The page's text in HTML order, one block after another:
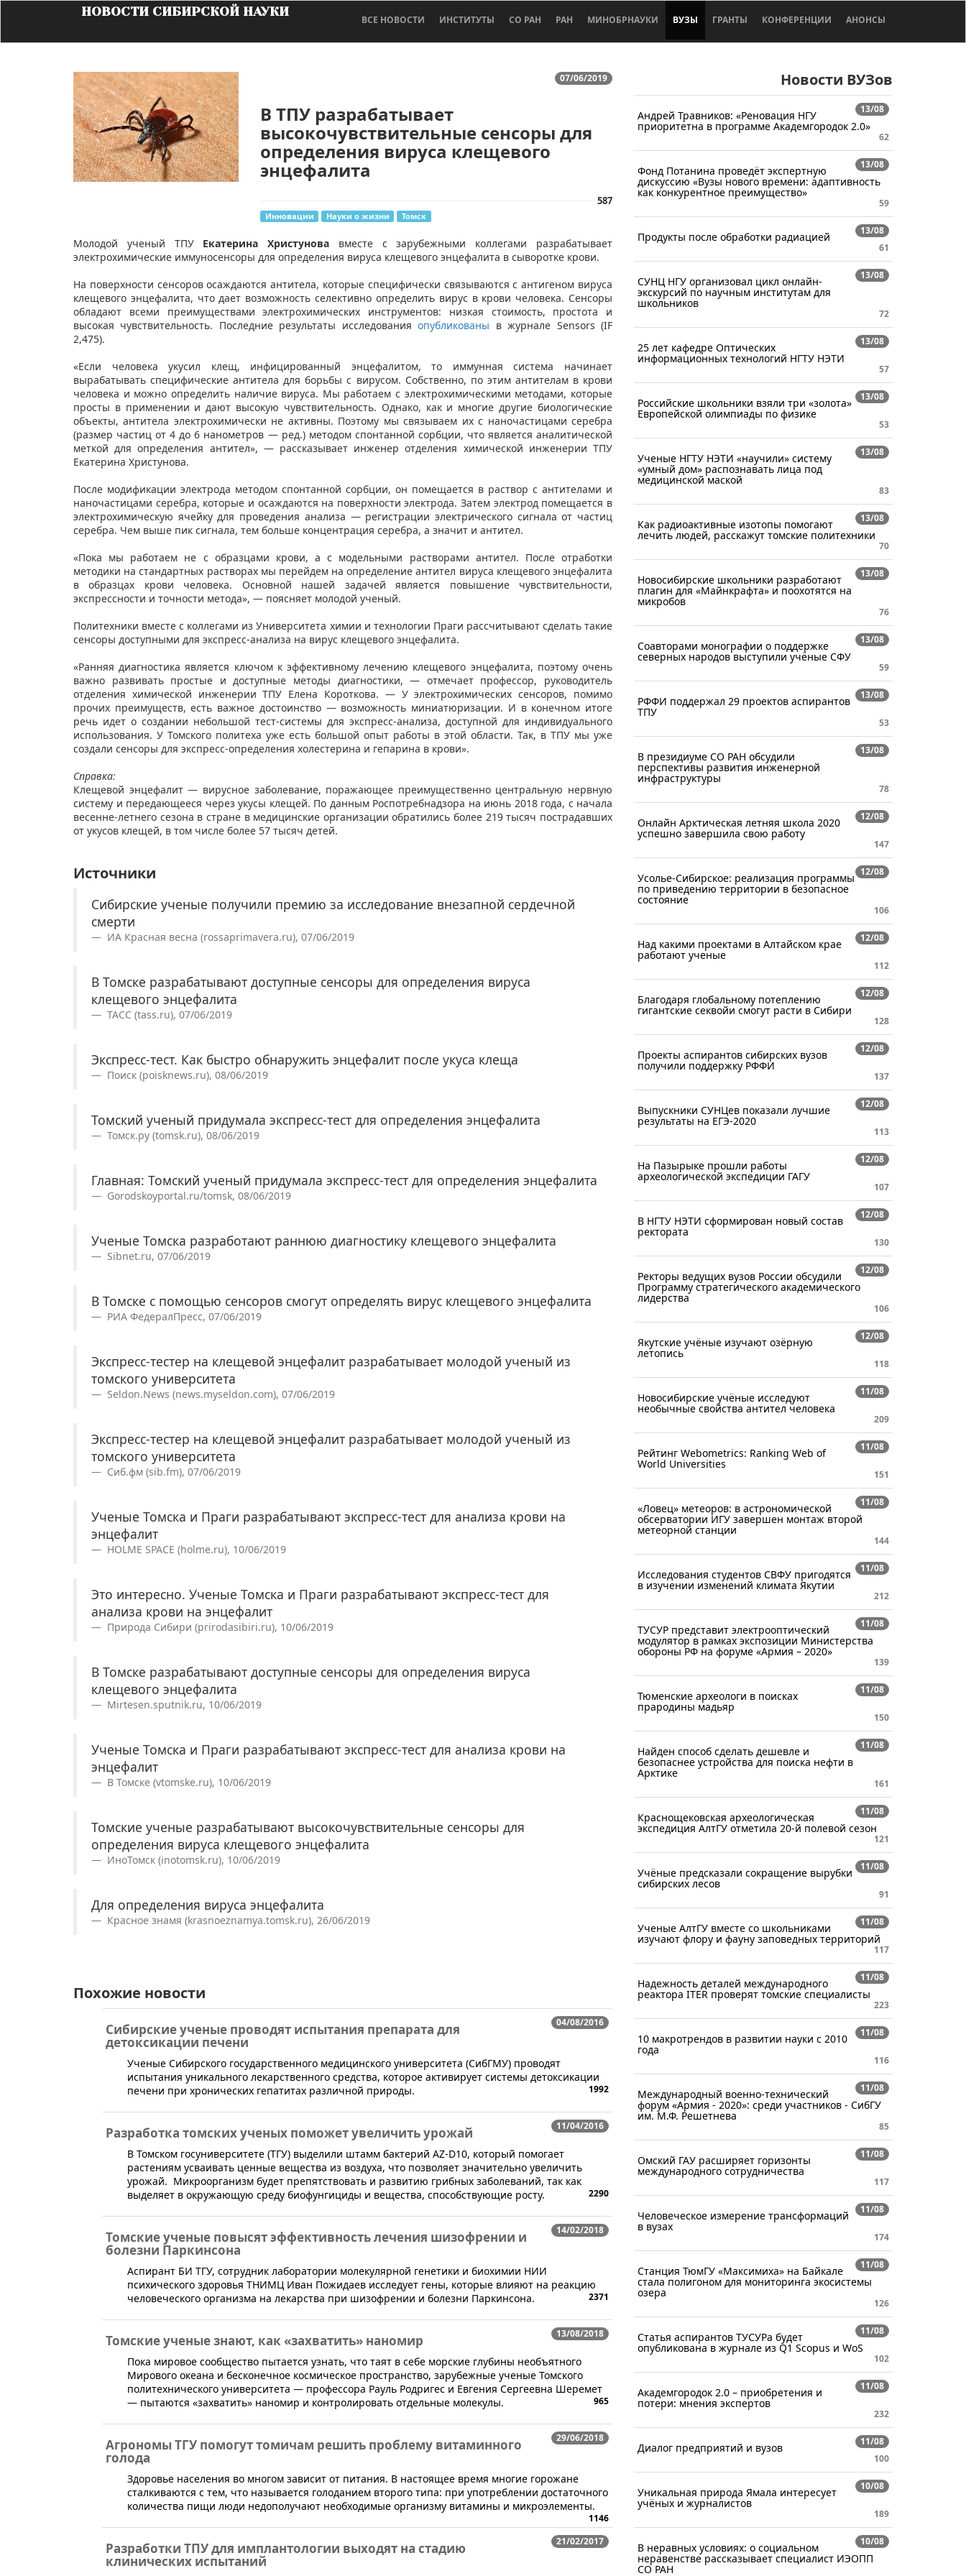
НОВОСТИ СИБИРСКОЙ НАУКИ
ВСЕ НОВОСТИ ИНСТИТУТЫ СО РАН РАН МИНОБРНАУКИ ВУЗЫ ГРАНТЫ КОНФЕРЕНЦИИ АНОНСЫ
07/06/2019
В ТПУ разрабатывает
высокочувствительные сенсоры для
определения вируса клещевого
энцефалита
587
Инновации Науки о жизни Томск
​Молодой ученый ТПУ Екатерина Христунова вместе с зарубежными коллегами разрабатывает
электрохимические иммуносенсоры для определения вируса клещевого энцефалита в сыворотке крови.
На поверхности сенсоров осаждаются антитела, которые специфически связываются с антигеном вируса
клещевого энцефалита, что дает возможность селективно определить вирус в крови человека. Сенсоры
обладают всеми преимуществами электрохимических инструментов: низкая стоимость, простота и
высокая чувствительность. Последние результаты исследованияопубликованы в журнале Sensors (IF
2,475).
«Если человека укусил клещ, инфицированный энцефалитом, то иммунная система начинает
вырабатывать специфические антитела для борьбы с вирусом. Собственно, по этим антителам в крови
человека и можно определить наличие вируса. Мы работаем с электрохимическими методами, которые
просты в применении и дают высокую чувствительность. Однако, как и многие другие биологические
объекты, антитела электрохимически не активны. Поэтому мы связываем их с наночастицами серебра
(размер частиц от 4 до 6 нанометров — ред.) методом спонтанной сорбции, что является аналитической
меткой для определения антител», — рассказывает инженер отделения химической инженерии ТПУ
Екатерина Христунова.
После модификации электрода методом спонтанной сорбции, он помещается в раствор с антителами и
наночастицами серебра, которые и осаждаются на поверхности электрода. Затем электрод помещается в
электрохимическую ячейку для проведения анализа — регистрации электрического сигнала от частиц
серебра. Чем выше пик сигнала, тем больше концентрация серебра, а значит и антител.
«Пока мы работаем не с образцами крови, а с модельными растворами антител. После отработки
методики на стандартных растворах мы перейдем на определение антител вируса клещевого энцефалита
в образцах крови человека. Основной нашей задачей является повышение чувствительности,
экспрессности и точности метода», — поясняет молодой ученый.
Политехники вместе с коллегами из Университета химии и технологии Праги рассчитывают сделать такие
сенсоры доступными для экспресс-анализа на вирус клещевого энцефалита.
«Ранняя диагностика является ключом к эффективному лечению клещевого энцефалита, поэтому очень
важно развивать простые и доступные методы диагностики, — отмечает профессор, руководитель
отделения химической инженерии ТПУ Елена Короткова. — У электрохимических сенсоров, помимо
прочих преимуществ, есть важное достоинство — возможность миниатюризации. И в конечном итоге
речь идет о создании небольшой тест-системы для экспресс-анализа, доступной для индивидуального
использования. У Томского политеха уже есть большой опыт работы в этой области. Так, в ТПУ мы уже
создали сенсоры для экспресс-определения холестерина и гепарина в крови».
Справка:
Клещевой энцефалит — вирусное заболевание, поражающее преимущественно центральную нервную
систему и передающееся через укусы клещей. По данным Роспотребнадзора на июнь 2018 года, с начала
весенне-летнего сезона в стране в медицинские организации обратились более 219 тысяч пострадавших
от укусов клещей, в том числе более 57 тысяч детей.
Источники
Сибирские ученые получили премию за исследование внезапной сердечной
смерти
ИА Красная весна (rossaprimavera.ru), 07/06/2019
В Томске разрабатывают доступные сенсоры для определения вируса
клещевого энцефалита
ТАСС (tass.ru), 07/06/2019
Экспресс-тест. Как быстро обнаружить энцефалит после укуса клеща
Поиск (poisknews.ru), 08/06/2019
Томский ученый придумала экспресс-тест для определения энцефалита
Томск.ру (tomsk.ru), 08/06/2019
Главная: Томский ученый придумала экспресс-тест для определения энцефалита
Gorodskoyportal.ru/tomsk, 08/06/2019
Ученые Томска разработают раннюю диагностику клещевого энцефалита
Sibnet.ru, 07/06/2019
В Томске с помощью сенсоров смогут определять вирус клещевого энцефалита
РИА ФедералПресс, 07/06/2019
Экспресс-тестер на клещевой энцефалит разрабатывает молодой ученый из
томского университета
Seldon.News (news.myseldon.com), 07/06/2019
Экспресс-тестер на клещевой энцефалит разрабатывает молодой ученый из
томского университета
Сиб.фм (sib.fm), 07/06/2019
Ученые Томска и Праги разрабатывают экспресс-тест для анализа крови на
энцефалит
HOLME SPACE (holme.ru), 10/06/2019
Это интересно. Ученые Томска и Праги разрабатывают экспресс-тест для
анализа крови на энцефалит
Природа Сибири (prirodasibiri.ru), 10/06/2019
В Томске разрабатывают доступные сенсоры для определения вируса
клещевого энцефалита
Mirtesen.sputnik.ru, 10/06/2019
Ученые Томска и Праги разрабатывают экспресс-тест для анализа крови на
энцефалит
В Томске (vtomske.ru), 10/06/2019
Томские ученые разрабатывают высокочувствительные сенсоры для
определения вируса клещевого энцефалита
ИноТомск (inotomsk.ru), 10/06/2019
Для определения вируса энцефалита
Красное знамя (krasnoeznamya.tomsk.ru), 26/06/2019
Похожие новости
04/08/2016
Сибирские ученые проводят испытания препарата для
детоксикации печени
​Ученые Сибирского государственного медицинского университета (СибГМУ) проводят
испытания уникального лекарственного средства, которое активирует системы детоксикации
печени при хронических гепатитах различной природы.
1992
11/04/2016
Разработка томских ученых поможет увеличить урожай
​В ​Томском госуниверситете (ТГУ) выделили штамм бактерий AZ-D10, который помогает
растениям усваивать ценные вещества из воздуха, что позволяет значительно увеличить
урожай. Микроорганизм будет препятствовать и развитию грибных заболеваний, так как
выделяет в окружающую среду биофунгициды и вещества, способствующие росту.
2290
14/02/2018
Томские ученые повысят эффективность лечения шизофрении и
болезни Паркинсона
​Аспирант БИ ТГУ, сотрудник лаборатории молекулярной генетики и биохимии НИИ
психического здоровья ТНИМЦ Иван Пожидаев исследует гены, которые влияют на реакцию
человеческого организма на лекарства при шизофрении и болезни Паркинсона.
2371
13/08/2018
Томские ученые знают, как «захватить» наномир
​Пока мировое сообщество пытается узнать, что таят в себе морские глубины необъятного
Мирового океана и бесконечное космическое пространство, зарубежные ученые Томского
политехнического университета — профессора Рауль Родригес и Евгения Сергеевна Шеремет
— пытаются «захватить» наномир и контролировать отдельные молекулы.
965
29/06/2018
Агрономы ТГУ помогут томичам решить проблему витаминного
голода
​Здоровье населения во многом зависит от питания. В настоящее время многие горожане
сталкиваются с тем, что называется голоданием второго типа: при употреблении достаточного
количества пищи люди недополучают необходимые организму витамины и микроэлементы.
1146
21/02/2017
Разработки ТПУ для имплантологии выходят на стадию
клинических испытаний
Новости ВУЗов
13/08
Андрей Травников: «Реновация НГУ
приоритетна в программе Академгородок 2.0»
62
13/08
Фонд Потанина проведёт экспертную
дискуссию «Вузы нового времени: адаптивность
как конкурентное преимущество»
59
13/08
Продукты после обработки радиацией
61
13/08
СУНЦ НГУ организовал цикл онлайн-
экскурсий по научным институтам для
школьников
72
13/08
25 лет кафедре Оптических
информационных технологий НГТУ НЭТИ
57
13/08
Российские школьники взяли три «золота»
Европейской олимпиады по физике
53
13/08
Ученые НГТУ НЭТИ «научили» систему
«умный дом» распознавать лица под
медицинской маской
83
13/08
Как радиоактивные изотопы помогают
лечить людей, расскажут томские политехники
70
13/08
Новосибирские школьники разработают
плагин для «Майнкрафта» и поохотятся на
микробов
76
13/08
Cоавторами монографии о поддержке
северных народов выступили учёные СФУ
59
13/08
РФФИ поддержал 29 проектов аспирантов
ТПУ
53
13/08
В президиуме СО РАН обсудили
перспективы развития инженерной
инфраструктуры
78
12/08
Онлайн Арктическая летняя школа 2020
успешно завершила свою работу
147
12/08
Усолье-Сибирское: реализация программы
по приведению территории в безопасное
состояние
106
12/08
Над какими проектами в Алтайском крае
работают ученые
112
12/08
Благодаря глобальному потеплению
гигантские секвойи смогут расти в Сибири
128
12/08
Проекты аспирантов сибирских вузов
получили поддержку РФФИ
137
12/08
Выпускники СУНЦев показали лучшие
результаты на ЕГЭ-2020
113
12/08
На Пазырыке прошли работы
археологической экспедиции ГАГУ
107
12/08
В НГТУ НЭТИ сформирован новый состав
ректората
130
12/08
Ректоры ведущих вузов России обсудили
Программу стратегического академического
лидерства
106
12/08
Якутские учёные изучают озёрную
летопись
118
11/08
Новосибирские учёные исследуют
необычные свойства антител человека
209
11/08
Рейтинг Webometrics: Ranking Web of
World Universities
151
11/08
«Ловец» метеоров: в астрономической
обсерватории ИГУ завершен монтаж второй
метеорной станции
144
11/08
Исследования студентов СВФУ пригодятся
в изучении изменений климата Якутии
212
11/08
ТУСУР представит электрооптический
модулятор в рамках экспозиции Министерства
обороны РФ на форуме «Армия – 2020»
139
11/08
Тюменские археологи в поисках
прародины мадьяр
150
11/08
Найден способ сделать дешевле и
безопаснее устройства для поиска нефти в
Арктике
161
11/08
Краснощековская археологическая
экспедиция АлтГУ отметила 20-й полевой сезон
121
11/08
Учёные предсказали сокращение вырубки
сибирских лесов
91
11/08
Ученые АлтГУ вместе со школьниками
изучают флору и фауну заповедных территорий
117
11/08
Надежность деталей международного
реактора ITER проверят томские специалисты
223
11/08
10 макротрендов в развитии науки с 2010
года
116
11/08
Международный военно-технический
форум «Армия - 2020»: среди участников - СибГУ
им. М.Ф. Решетнева
85
11/08
Омский ГАУ расширяет горизонты
международного сотрудничества
117
11/08
Человеческое измерение трансформаций
в вузах
174
11/08
Станция ТюмГУ «Максимиха» на Байкале
стала полигоном для мониторинга экосистемы
озера
126
11/08
Статья аспирантов ТУСУРа будет
опубликована в журнале из Q1 Scopus и WoS
102
11/08
Академгородок 2.0 – приобретения и
потери: мнения экспертов
232
11/08
Диалог предприятий и вузов
100
10/08
Уникальная природа Ямала интересует
учёных и журналистов
189
10/08
В неравных условиях: о социальном
неравенстве рассказывает специалист ИЭОПП
СО РАН